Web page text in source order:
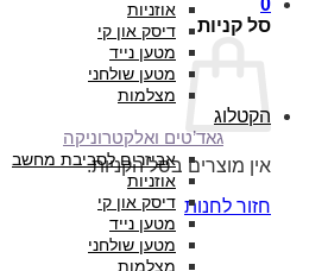
0
סל קניות
אין מוצרים בסל הקניות.
חזור לחנות
אוזניות
דיסק און קי
מטען נייד
מטען שולחני
מצלמות
הקטלוג
גאד’טים ואלקטרוניקה
אביזרים לסביבת מחשב
אוזניות
דיסק און קי
מטען נייד
מטען שולחני
מצלמות